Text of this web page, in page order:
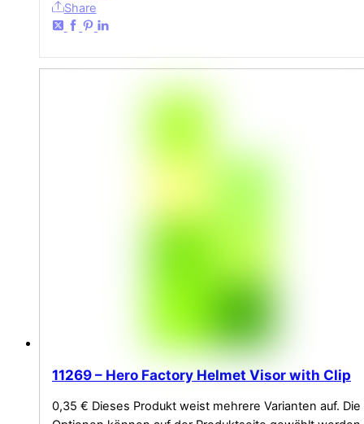
Share
11269 – Hero Factory Helmet Visor with Clip
0,35 € Dieses Produkt weist mehrere Varianten auf. Die